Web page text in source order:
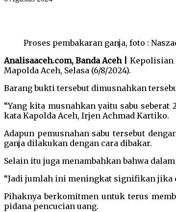
Proses pembakaran ganja, foto :
Analisaaceh.com, Banda Aceh |
Kepolisian
Mapolda Aceh, Selasa (6/8/2024).
Barang bukti tersebut dimusnahkan
“Yang kita musnahkan yaitu sabu
kata Kapolda Aceh, Irjen Achmad Kartiko.
Adapun pemusnahan sabu tersebut
ganja dilakukan dengan cara dibakar.
Selain itu juga menambahkan bahwa
“Jadi jumlah ini meningkat signifikan jika
Pihaknya berkomitmen untuk terus
pidana pencucian uang.